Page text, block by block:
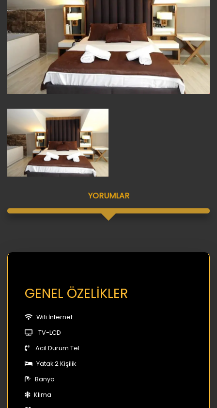
YORUMLAR
GENEL ÖZELİKLER
Wifi İnternet
TV-LCD
Acil Durum Tel
Yatak 2 Kişilik
Banyo
Klima